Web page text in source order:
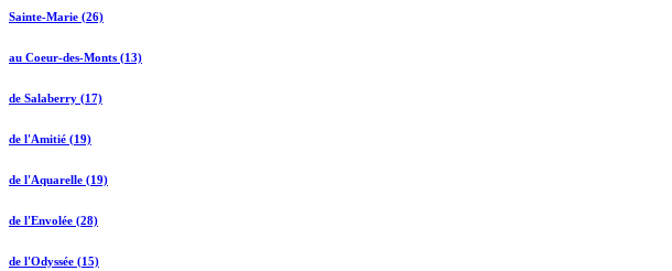
Sainte-Marie (26)
au Coeur-des-Monts (13)
de Salaberry (17)
de l'Amitié (19)
de l'Aquarelle (19)
de l'Envolée (28)
de l'Odyssée (15)